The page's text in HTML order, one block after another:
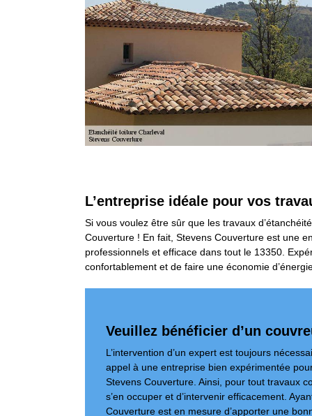
L’entreprise idéale pour vos
Si vous voulez être sûr que les travaux
Couverture ! En fait, Stevens Couverture est une
professionnels et efficace dans tout le 13350.
confortablement et de faire une économie
Veuillez bénéficier d’un
L’intervention d’un expert est toujours
appel à une entreprise bien expérimentée
Stevens Couverture. Ainsi, pour tout travaux
s’en occuper et d’intervenir efficacement.
Couverture est en mesure d’apporter une